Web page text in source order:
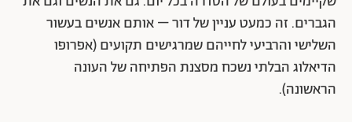
הגברים. זה כמעט עניין של דור – אותם אנשים בעשור
השלישי והרביעי לחייהם שמרגישים תקועים (אפרופו
הדיאלוג הבלתי נשכח מסצנת הפתיחה של העונה
הראשונה).